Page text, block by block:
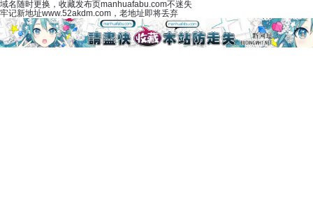
域名随时更换，收藏发布页manhuafabu.com不迷失
牢记新地址www.52akdm.com，老地址即将丢弃